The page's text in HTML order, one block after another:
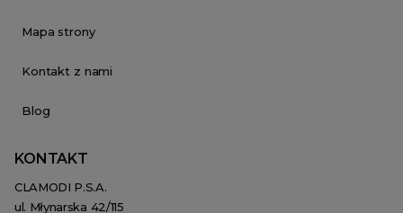
Mapa strony
Kontakt z nami
Blog
KONTAKT
CLAMODI P.S.A.
ul. Młynarska 42/115